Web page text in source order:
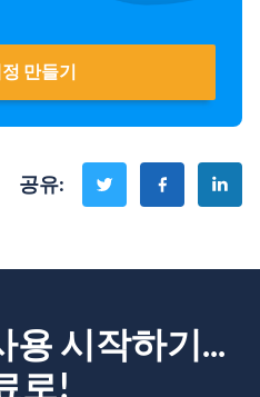
만들기
공유:
용 시작하기...
로!